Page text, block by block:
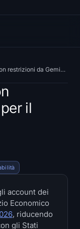
Paesi supportati e con restrizioni da Gemini per il 2026
il
account dei
Economico
, riducendo
gli Stati